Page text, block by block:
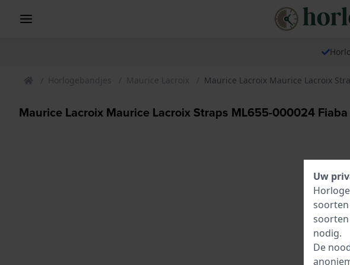
Horlogebandjes Maurice Lacroix Maurice Lacroix Maurice Lacroix
Maurice Lacroix Maurice Lacroix Straps ML655-000024
Uw
soorten
nodig.
De